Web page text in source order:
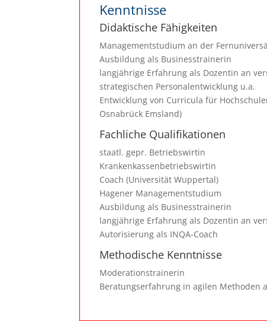
Kenntnisse
Didaktische Fähigkeiten
Managementstudium an der
Ausbildung als Businesstrainerin
langjährige Erfahrung als Dozentin an
strategischen Personalentwicklung u.a.
Entwicklung von Curricula für
Osnabrück Emsland)
Fachliche Qualifikationen
staatl. gepr. Betriebswirtin
Krankenkassenbetriebswirtin
Coach (Universität Wuppertal)
Hagener Managementstudium
Ausbildung als Businesstrainerin
langjährige Erfahrung als Dozentin an
Autorisierung als INQA-Coach
Methodische Kenntnisse
Moderationstrainerin
Beratungserfahrung in agilen Methoden